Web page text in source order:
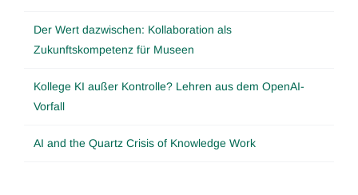
Der Wert dazwischen: Kollaboration als
Zukunftskompetenz für Museen
Kollege KI außer Kontrolle? Lehren aus dem OpenAI-
Vorfall
AI and the Quartz Crisis of Knowledge Work